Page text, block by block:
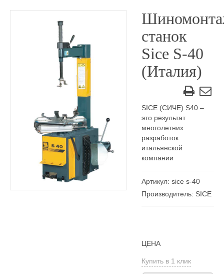
станок
Sice S-40
(Италия)
SICE (СИЧЕ) S40 –
это результат
многолетних
разработок
итальянской
компании
Артикул: sice s-40
Производитель: SICE
ЦЕНА
Купить в 1 клик